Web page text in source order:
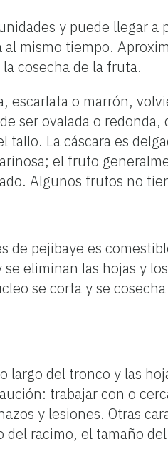
y puede llegar a
mismo tiempo.
cosecha de la fruta.
escarlata o marrón,
ser ovalada o redonda,
La cáscara es
el fruto
Algunos frutos no
de pejibaye es
eliminan las hojas y
se corta y se
largo del tronco y las
trabajar con o
y lesiones. Otras
racimo, el tamaño